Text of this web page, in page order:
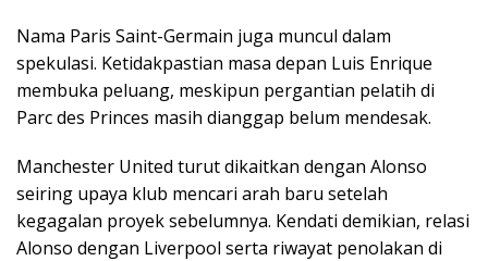
Nama Paris Saint-Germain juga muncul dalam
spekulasi. Ketidakpastian masa depan Luis Enrique
membuka peluang, meskipun pergantian pelatih di
Parc des Princes masih dianggap belum mendesak.
Manchester United turut dikaitkan dengan Alonso
seiring upaya klub mencari arah baru setelah
kegagalan proyek sebelumnya. Kendati demikian, relasi
Alonso dengan Liverpool serta riwayat penolakan di